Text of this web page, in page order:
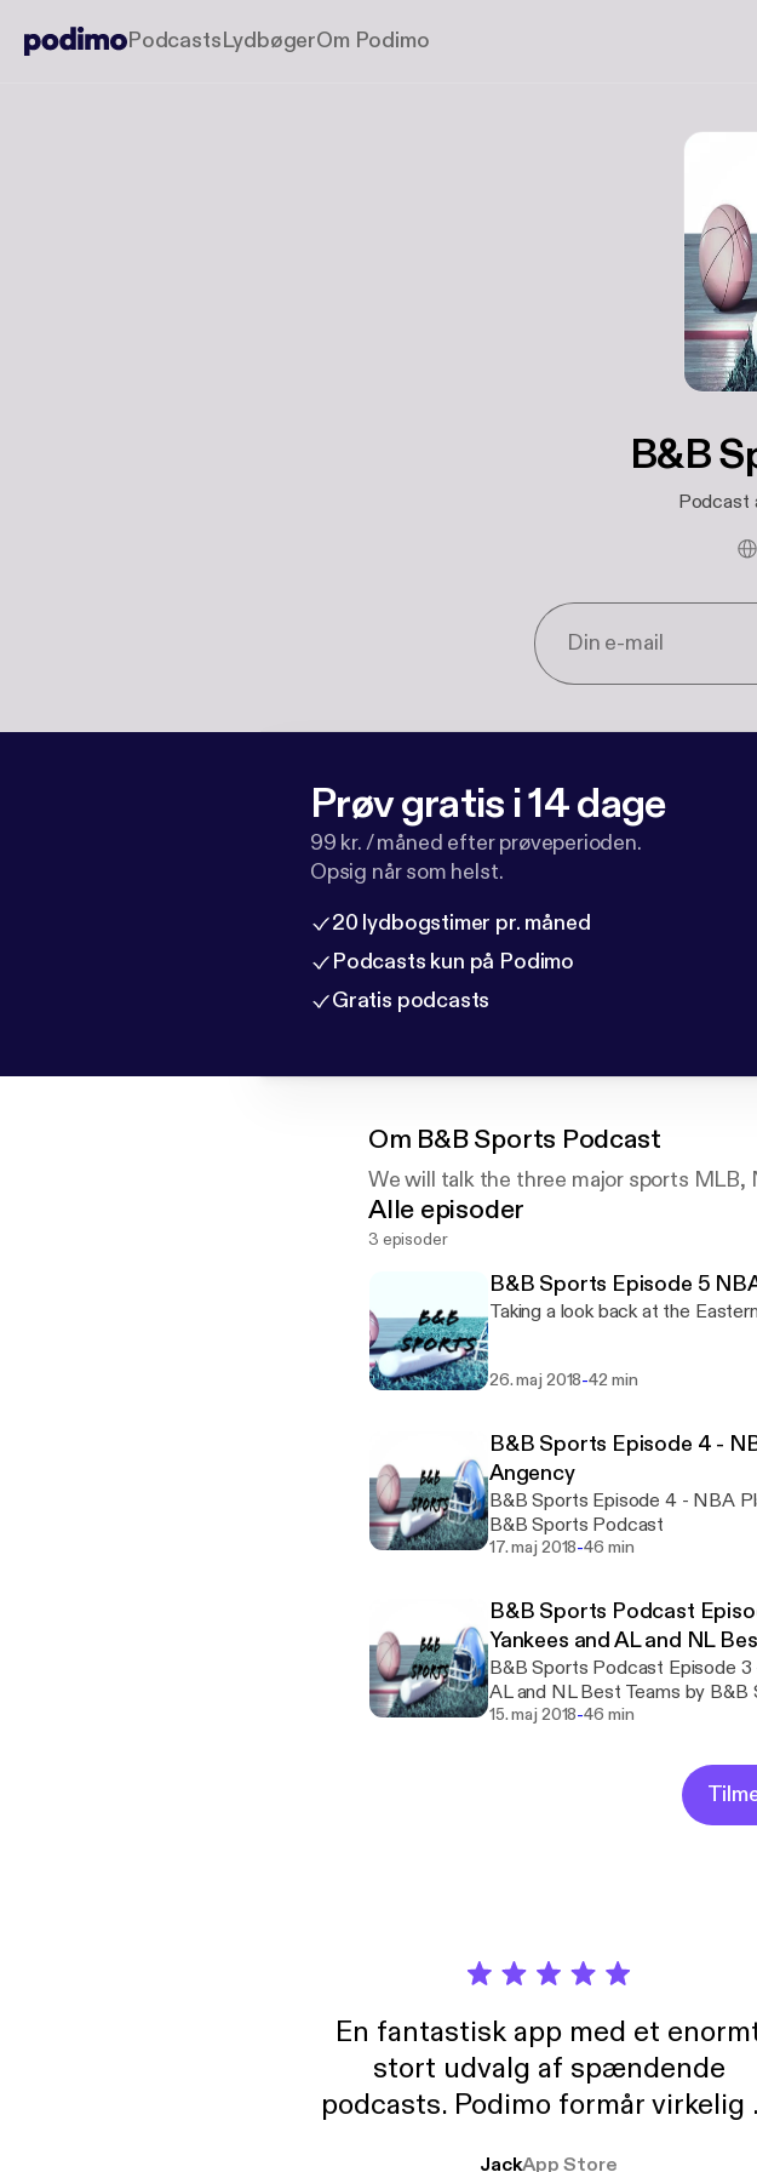
PodcastsLydbøgerOm Podimo
B&B
Podcast
Prøv gratis i 14 dage
99 kr. / måned efter prøveperioden.
Opsig når som helst.
20 lydbogstimer pr. måned
Podcasts kun på Podimo
Gratis podcasts
Om B&B Sports Podcast
We will talk the three major sports MLB,
Alle episoder
3 episoder
B&B Sports Episode 5
Taking a look back at the
26. maj 2018-42 min
B&B Sports Episode 4 -
Angency
B&B Sports Episode 4 - NBA
B&B Sports Podcast
17. maj 2018-46 min
B&B Sports Podcast
Yankees and AL and NL
B&B Sports Podcast Episode 3
AL and NL Best Teams by
15. maj 2018-46 min
En fantastisk app med et
stort udvalg af spændende
podcasts. Podimo formår virkelig
JackApp Store